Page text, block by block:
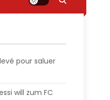
pour saluer
will zum FC